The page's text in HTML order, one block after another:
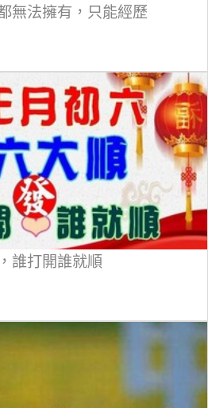
無法擁有，只能經歷
誰打開誰就順